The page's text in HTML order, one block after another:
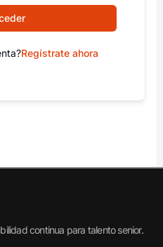
Regístrate ahora
continua para talento senior.